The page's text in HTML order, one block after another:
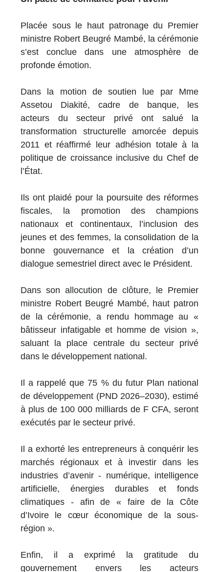
Placée sous le haut patronage du Premier
ministre Robert Beugré Mambé, la cérémonie
s’est conclue dans une atmosphère de
profonde émotion.
Dans la motion de soutien lue par Mme
Assetou Diakité, cadre de banque, les
acteurs du secteur privé ont salué la
transformation structurelle amorcée depuis
2011 et réaffirmé leur adhésion totale à la
politique de croissance inclusive du Chef de
l’État.
Ils ont plaidé pour la poursuite des réformes
fiscales, la promotion des champions
nationaux et continentaux, l’inclusion des
jeunes et des femmes, la consolidation de la
bonne gouvernance et la création d’un
dialogue semestriel direct avec le Président.
Dans son allocution de clôture, le Premier
ministre Robert Beugré Mambé, haut patron
de la cérémonie, a rendu hommage au «
bâtisseur infatigable et homme de vision »,
saluant la place centrale du secteur privé
dans le développement national.
Il a rappelé que 75 % du futur Plan national
de développement (PND 2026–2030), estimé
à plus de 100 000 milliards de F CFA, seront
exécutés par le secteur privé.
Il a exhorté les entrepreneurs à conquérir les
marchés régionaux et à investir dans les
industries d’avenir - numérique, intelligence
artificielle, énergies durables et fonds
climatiques - afin de « faire de la Côte
d’Ivoire le cœur économique de la sous-
région ».
Enfin, il a exprimé la gratitude du
gouvernement envers les acteurs